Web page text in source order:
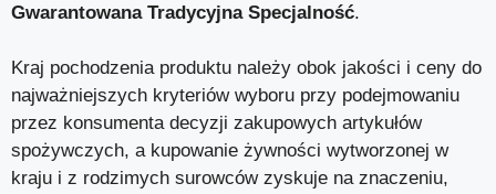
Gwarantowana Tradycyjna Specjalność.
Kraj pochodzenia produktu należy obok jakości i ceny do
najważniejszych kryteriów wyboru przy podejmowaniu
przez konsumenta decyzji zakupowych artykułów
spożywczych, a kupowanie żywności wytworzonej w
kraju i z rodzimych surowców zyskuje na znaczeniu,